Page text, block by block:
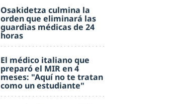
Osakidetza culmina la
orden que eliminará las
guardias médicas de 24
horas
El médico italiano que
preparó el MIR en 4
meses: "Aquí no te tratan
como un estudiante"